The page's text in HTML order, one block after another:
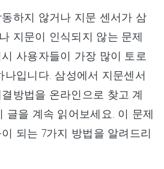
하지 않거나 지문 센서가 삼
지문이 인식되지 않는 문제
사용자들이 가장 많이 토로
입니다. 삼성에서 지문센서
방법을 온라인으로 찾고 계
글을 계속 읽어보세요. 이 문제
되는 7가지 방법을 알려드리